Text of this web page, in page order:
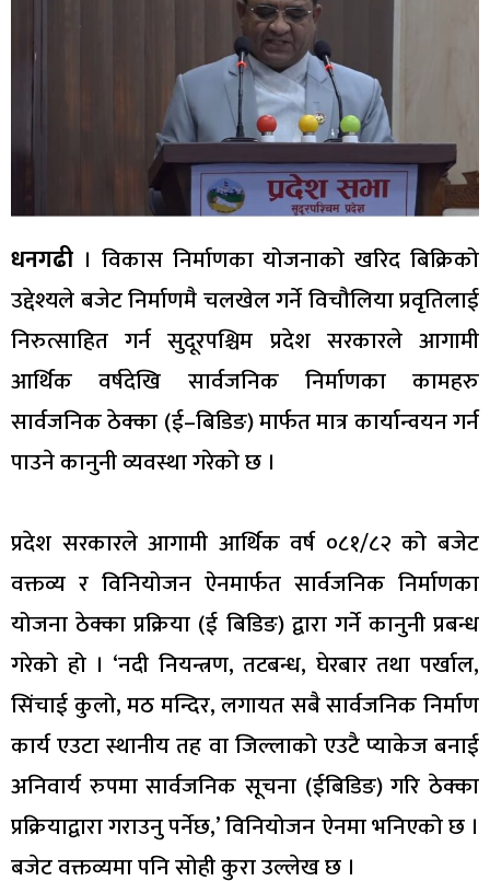
धनगढी । विकास निर्माणका योजनाको खरिद बिक्रिको
उद्देश्यले बजेट निर्माणमै चलखेल गर्ने विचौलिया प्रवृतिलाई
निरुत्साहित गर्न सुदूरपश्चिम प्रदेश सरकारले आगामी
आर्थिक वर्षदेखि सार्वजनिक निर्माणका कामहरु
सार्वजनिक ठेक्का (ई–बिडिङ) मार्फत मात्र कार्यान्वयन गर्न
पाउने कानुनी व्यवस्था गरेको छ ।
प्रदेश सरकारले आगामी आर्थिक वर्ष ०८१/८२ को बजेट
वक्तव्य र विनियोजन ऐनमार्फत सार्वजनिक निर्माणका
योजना ठेक्का प्रक्रिया (ई बिडिङ) द्वारा गर्ने कानुनी प्रबन्ध
गरेको हो । ‘नदी नियन्त्रण, तटबन्ध, घेरबार तथा पर्खाल,
सिंचाई कुलो, मठ मन्दिर, लगायत सबै सार्वजनिक निर्माण
कार्य एउटा स्थानीय तह वा जिल्लाको एउटै प्याकेज बनाई
अनिवार्य रुपमा सार्वजनिक सूचना (ईबिडिङ) गरि ठेक्का
प्रक्रियाद्वारा गराउनु पर्नेछ,’ विनियोजन ऐनमा भनिएको छ ।
बजेट वक्तव्यमा पनि सोही कुरा उल्लेख छ ।